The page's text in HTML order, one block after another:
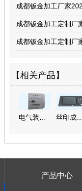
成都钣金加工厂家
成都钣金加工定制厂
成都钣金加工定制厂
【相关产品】
产品中心